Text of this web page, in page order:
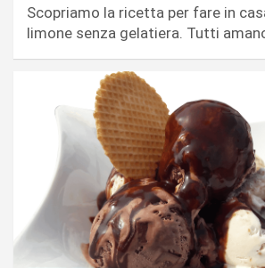
Scopriamo la ricetta per fare in
limone senza gelatiera. Tutti